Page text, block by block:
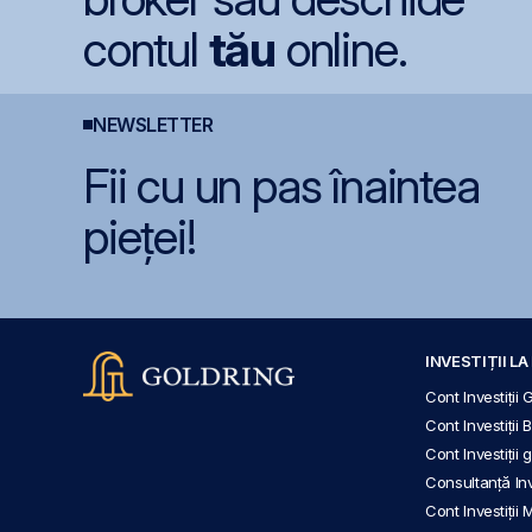
contul tău online.
NEWSLETTER
Fii cu un pas înaintea
pieței!
INVESTIȚII LA
Cont Investiții
Cont Investiții
Cont Investiții
Consultanță
Cont Investiții